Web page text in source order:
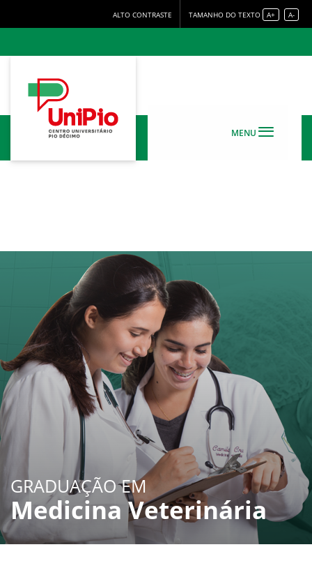
ALTO CONTRASTE TAMANHO DO TEXTO A+ A-
MENU
GRADUAÇÃO EM
Medicina Veterinária